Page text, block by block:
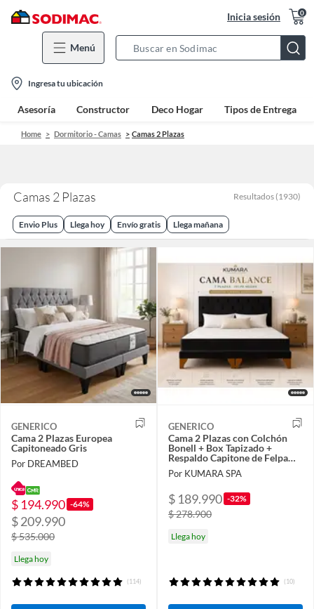
Inicia sesión 0
Menú
Bar
location-
icon
Ingresa tu ubicación
Asesoría Constructor Deco Hogar Tipos de Entrega
Home Dormitorio - Camas Camas 2 Plazas
Camas 2 Plazas Resultados (1930)
Envio Plus Llega hoy Envío gratis Llega mañana
GENERICO
Cama 2 Plazas Europea
Capitoneado Gris
Por DREAMBED
$ 194.990 -64%
$ 209.990
$ 535.000
Llega hoy
(114)
GENERICO
Cama 2 Plazas con Colchón
Bonell + Box Tapizado +
Respaldo Capitone de Felpa
Negro
Por KUMARA SPA
$ 189.990 -32%
$ 278.900
Llega hoy
(10)